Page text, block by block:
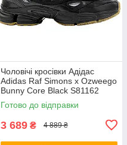
Чоловічі кросівки Адідас
Adidas Raf Simons x Ozweego
Bunny Core Black S81162
Готово до відправки
3 689 ₴ 4 889 ₴